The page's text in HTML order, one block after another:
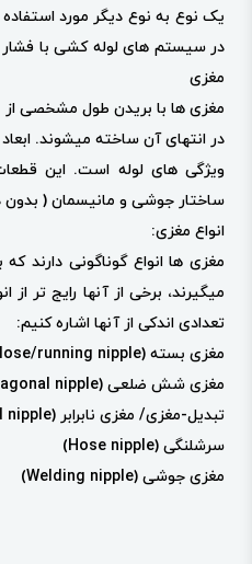
یک نوع به نوع دیگر مورد
در سیستم های لوله کشی با فشار
مغزی
مغزی ها با بریدن طول مشخصی از
در انتهای آن ساخته میشوند.
ویژگی های لوله است. این
ساختار جوشی و مانیسمان ( بدون
انواع مغزی:
مغزی ها انواع گوناگونی دارند که
میگیرند، برخی از آنها رایج تر
تعدادی اندکی از آنها اشاره کنیم:
مغزی بسته (Close/running nipple)
مغزی شش ضلعی (Hexagonal nipple)
تبدیل-مغزی/ مغزی نابرابر (Reducing/unequal nipple)
سرشلنگی (Hose nipple)
مغزی جوشی (Welding nipple)